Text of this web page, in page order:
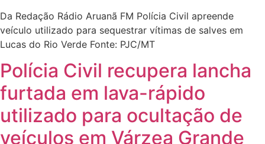
Da Redação Rádio Aruanã FM Polícia Civil apreende
veículo utilizado para sequestrar vítimas de salves em
Lucas do Rio Verde Fonte: PJC/MT
Polícia Civil recupera lancha
furtada em lava-rápido
utilizado para ocultação de
veículos em Várzea Grande